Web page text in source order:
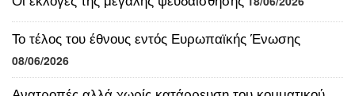
Το τέλος του έθνους εντός Ευρωπαϊκής Ένωσης
08/06/2026
Ανατροπές αλλά χωρίς κατάρρευση του κομματικού
συστήματος στην Κύπρο 26/05/2026